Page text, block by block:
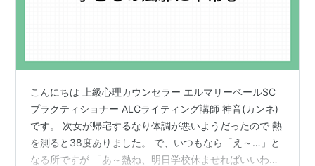
こんにちは 上級心理カウンセラー エルマリーベールSC
プラクティショナー ALCライティング講師 神音(カンネ)
です。 次女が帰宅するなり体調が悪いようだったので 熱
を測ると38度ありました。 で、いつもなら「え～…」と
なる所ですが 「あ～熱ね、明日学校休ませればいいわ」